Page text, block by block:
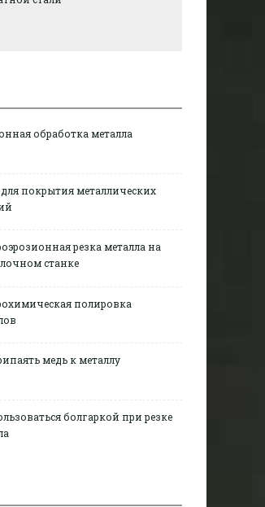
обработка металла
покрытия металлических
резка металла на
станке
полировка
медь к металлу
болгаркой при резке